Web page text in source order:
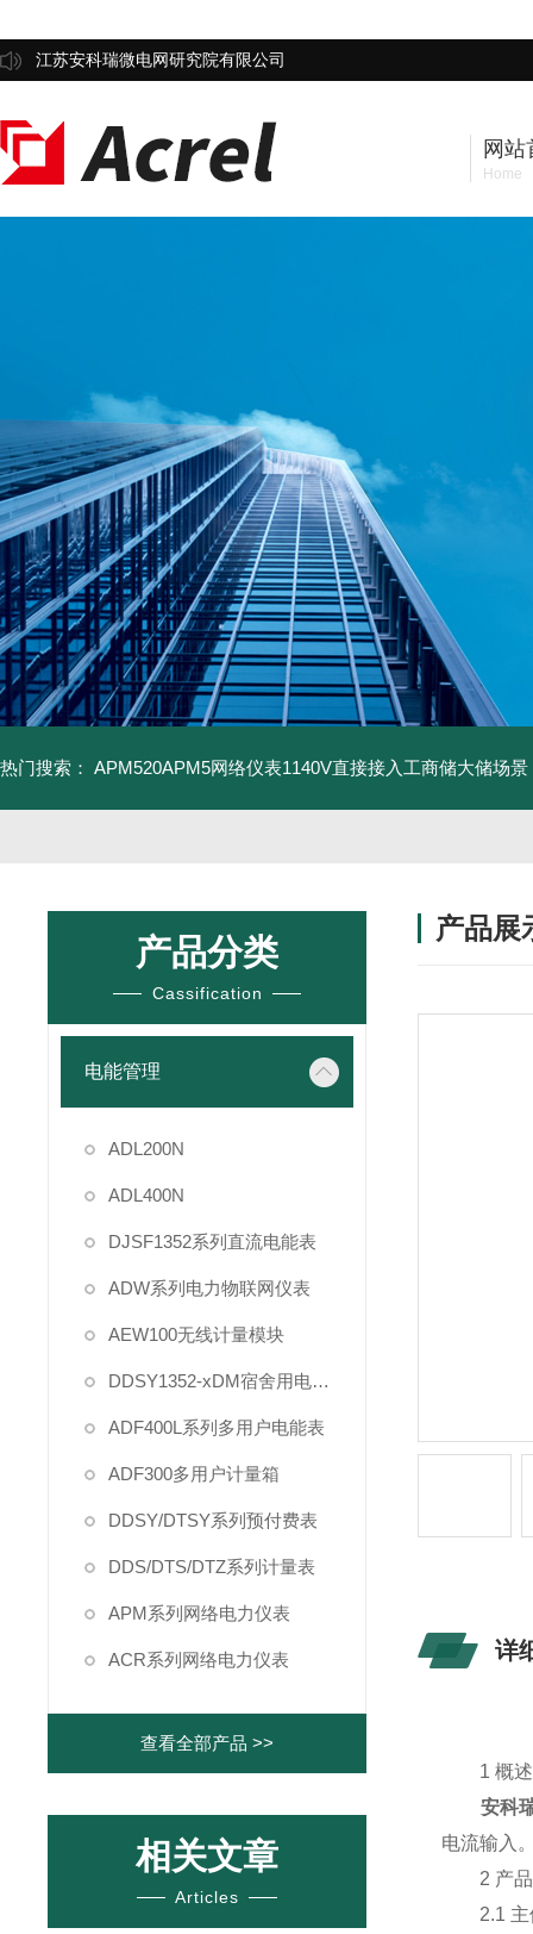
江苏安科瑞微电网研究院有限公司
网站
Home
热门搜索： APM520APM5网络仪表1140V直接接入工商储大储场景
产品分类
Cassification
电能管理
ADL200N
ADL400N
DJSF1352系列直流电能表
ADW系列电力物联网仪表
AEW100无线计量模块
DDSY1352-xDM宿舍用电管理
ADF400L系列多用户电能表
ADF300多用户计量箱
DDSY/DTSY系列预付费表
DDS/DTS/DTZ系列计量表
APM系列网络电力仪表
ACR系列网络电力仪表
查看全部产品 >>
相关文章
Articles
产品展
详
1 概述
安科
电流输入
2 产品
2.1 主